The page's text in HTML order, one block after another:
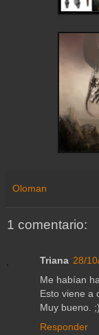
Oloman
1 comentario:
Triana 28/
Me habían
Esto viene a
Muy bueno. ;)
Responder